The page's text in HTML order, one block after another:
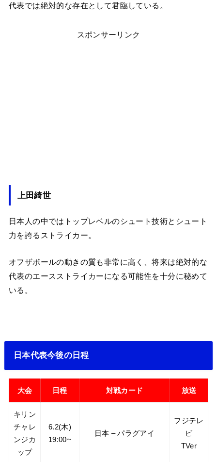
代表では絶対的な存在として君臨している。
スポンサーリンク
上田綺世
日本人の中ではトップレベルのシュート技術とシュート
力を誇るストライカー。
オフザボールの動きの質も非常に高く、将来は絶対的な
代表のエースストライカーになる可能性を十分に秘めて
いる。
日本代表今後の日程
大会 日程 対戦カード 放送
キリン
チャレ
ンジカ
ップ
6.2(木)
19:00~
日本 – パラグアイ
フジテレ
ビ
TVer